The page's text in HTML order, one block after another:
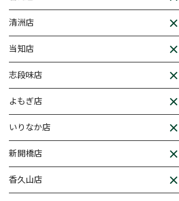
清洲店
当知店
志段味店
よもぎ店
いりなか店
新開橋店
香久山店